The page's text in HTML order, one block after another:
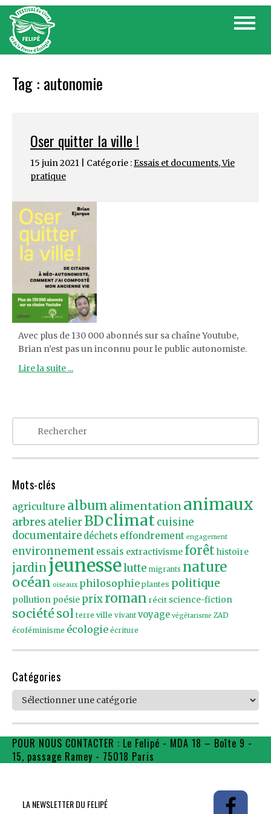
Skip
content
Toggle
Tag : autonomie
Oser quitter la ville !
15 juin 2021 | Catégorie :Essais et documents,Vie
pratique
Avec plus de 130 000 abonnés sur sa chaîne Youtube,
Brian n’est pas un inconnu pour le public autonomiste.
Lire la suite ...
Mots-clés
agriculture album alimentationanimaux
arbres atelierBDclimatcuisine
documentaire déchets effondrement engagement
environnement essais extractivisme forêthistoire
jardin jeunesselutte migrants nature
océan oiseaux philosophie plantes politique
pollution poésie prixroman récit science-fiction
sociétésol terre ville vivant voyage végétarisme ZAD
écoféminisme écologie écriture
Catégories
Catégories
POUR NOUS CONTACTER : Le Felipé - MDA 18 – Boîte 9 -
15, passage Ramey - 75018 Paris
LA NEWSLETTER DU FELIPÉ